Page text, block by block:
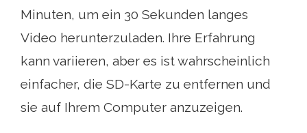
Minuten, um ein 30 Sekunden langes
Video herunterzuladen. Ihre Erfahrung
kann variieren, aber es ist wahrscheinlich
einfacher, die SD-Karte zu entfernen und
sie auf Ihrem Computer anzuzeigen.